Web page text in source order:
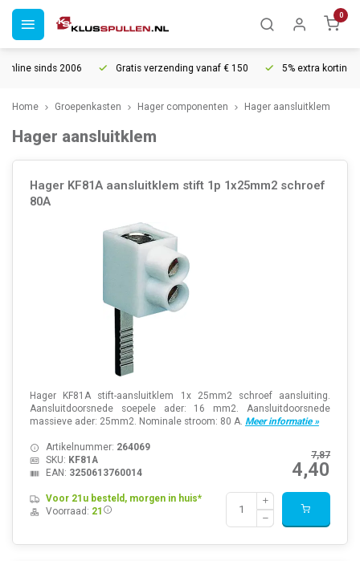
0
Gratis verzending vanaf € 150 5% extra korting vanaf € 1000
Home Groepenkasten Hager componenten Hager aansluitklem
Hager aansluitklem
Hager KF81A aansluitklem stift 1p 1x25mm2 schroef
80A
Hager KF81A stift-aansluitklem 1x 25mm2 schroef aansluiting.
Aansluitdoorsnede soepele ader: 16 mm2. Aansluitdoorsnede
massieve ader: 25mm2. Nominale stroom: 80 A. Meer informatie »
7,87
4,40
Artikelnummer: 264069
SKU: KF81A
EAN: 3250613760014
Voor 21u besteld, morgen in huis*
Voorraad: 21